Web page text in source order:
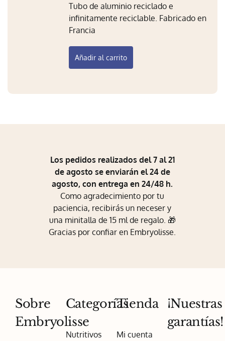
Tubo de aluminio reciclado e
infinitamente reciclable. Fabricado en
Francia
Añadir al carrito
Los pedidos realizados del 7 al 21
de agosto se enviarán el 24 de
agosto, con entrega en 24/48 h.
Como agradecimiento por tu
paciencia, recibirás un neceser y
una minitalla de 15 ml de regalo. 🎁
Gracias por confiar en Embryolisse.
Sobre
Embryolisse
Categorías
Nutritivos
Tienda
Mi cuenta
¡Nuestras
garantías!